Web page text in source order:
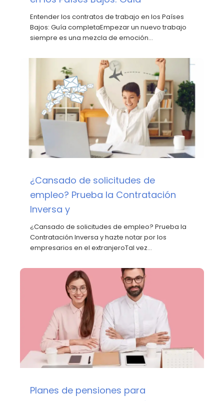
Entender los contratos de trabajo en los Países
Bajos: Guía completaEmpezar un nuevo trabajo
siempre es una mezcla de emoción…
¿Cansado de solicitudes de
empleo? Prueba la Contratación
Inversa y
¿Cansado de solicitudes de empleo? Prueba la
Contratación Inversa y hazte notar por los
empresarios en el extranjeroTal vez…
Planes de pensiones para